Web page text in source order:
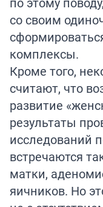
со своим
комплексы.
Кроме того,
считают, что
развитие
результаты
исследований
встречаются
матки,
яичников. Но